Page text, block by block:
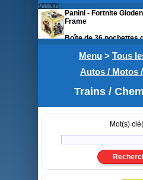
Menu > Tous
Autos / Motos
Trains /
Mot(s)
Publicité
Panini - Fortnite Gloden
Frame
Boîte de 36 pochettes
5 stickers